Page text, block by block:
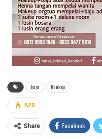
bajo Konkep
528
Share Facebook